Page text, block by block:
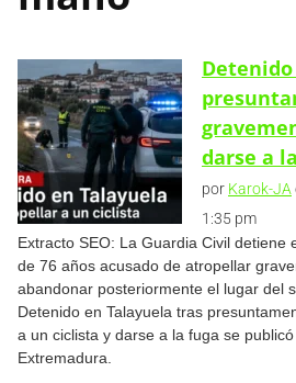
darse a
por Karok-JA
1:35 pm
Extracto SEO: La Guardia Civil detiene
de 76 años acusado de atropellar
abandonar posteriormente el lugar del
Detenido en Talayuela tras
a un ciclista y darse a la fuga se
Extremadura.